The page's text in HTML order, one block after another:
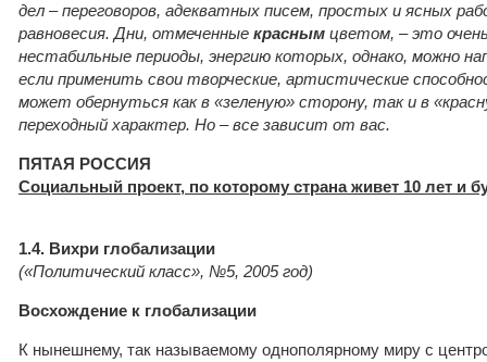
дел – переговоров, адекватных писем, простых и ясных
равновесия. Дни, отмеченные красным цветом, – это
нестабильные периоды, энергию которых, однако, можно
если применить свои творческие, артистические
может обернуться как в «зеленую» сторону, так и в
переходный характер. Но – все зависит от вас.
ПЯТАЯ РОССИЯ
Социальный проект, по которому страна живет 10 лет и
1.4. Вихри глобализации
(«Политический класс», №5, 2005 год)
Восхождение к глобализации
К нынешнему, так называемому однополярному миру с